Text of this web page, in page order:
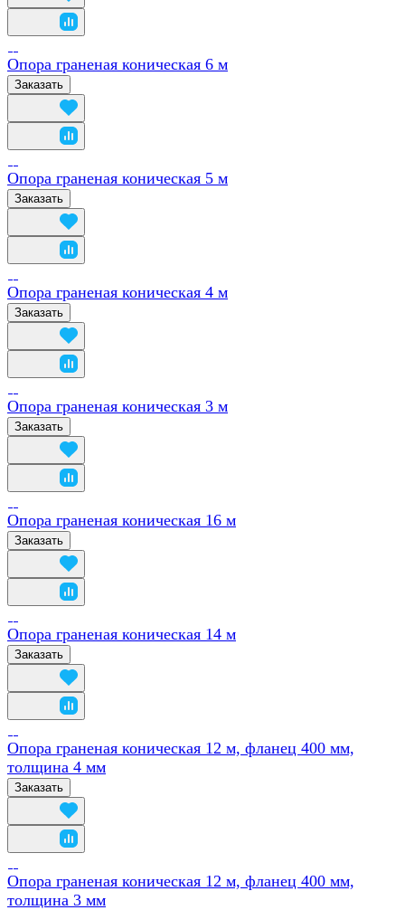
Опора граненая коническая 6 м
Заказать
Опора граненая коническая 5 м
Заказать
Опора граненая коническая 4 м
Заказать
Опора граненая коническая 3 м
Заказать
Опора граненая коническая 16 м
Заказать
Опора граненая коническая 14 м
Заказать
Опора граненая коническая 12 м, фланец 400 мм,
толщина 4 мм
Заказать
Опора граненая коническая 12 м, фланец 400 мм,
толщина 3 мм